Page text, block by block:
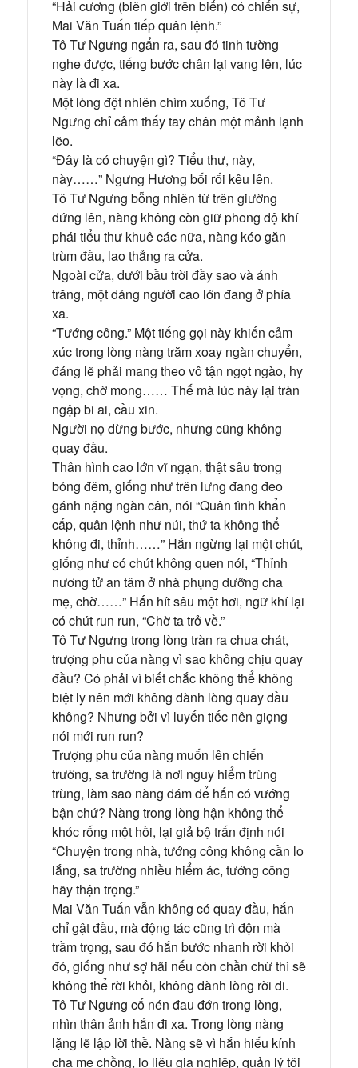
“Hải cương (biên giới trên biển) có chiến sự,
Mai Văn Tuấn tiếp quân lệnh.”
Tô Tư Ngưng ngẩn ra, sau đó tinh tường
nghe được, tiếng bước chân lại vang lên, lúc
này là đi xa.
Một lòng đột nhiên chìm xuống, Tô Tư
Ngưng chỉ cảm thấy tay chân một mảnh lạnh
lẽo.
“Đây là có chuyện gì? Tiểu thư, này,
này……” Ngưng Hương bối rối kêu lên.
Tô Tư Ngưng bỗng nhiên từ trên giường
đứng lên, nàng không còn giữ phong độ khí
phái tiểu thư khuê các nữa, nàng kéo găn
trùm đầu, lao thẳng ra cửa.
Ngoài cửa, dưới bầu trời đầy sao và ánh
trăng, một dáng người cao lớn đang ở phía
xa.
“Tướng công.” Một tiếng gọi này khiến cảm
xúc trong lòng nàng trăm xoay ngàn chuyển,
đáng lẽ phải mang theo vô tận ngọt ngào, hy
vọng, chờ mong…… Thế mà lúc này lại tràn
ngập bi ai, cầu xin.
Người nọ dừng bước, nhưng cũng không
quay đầu.
Thân hình cao lớn vĩ ngạn, thật sâu trong
bóng đêm, giống như trên lưng đang đeo
gánh nặng ngàn cân, nói “Quân tình khẩn
cấp, quân lệnh như núi, thứ ta không thể
không đi, thỉnh……” Hắn ngừng lại một chút,
giống như có chút không quen nói, “Thỉnh
nương tử an tâm ở nhà phụng dưỡng cha
mẹ, chờ……” Hắn hít sâu một hơi, ngữ khí lại
có chút run run, “Chờ ta trở về.”
Tô Tư Ngưng trong lòng tràn ra chua chát,
trượng phu của nàng vì sao không chịu quay
đầu? Có phải vì biết chắc không thể không
biệt ly nên mới không đành lòng quay đầu
không? Nhưng bởi vì luyến tiếc nên giọng
nói mới run run?
Trượng phu của nàng muốn lên chiến
trường, sa trường là nơi nguy hiểm trùng
trùng, làm sao nàng dám để hắn có vướng
bận chứ? Nàng trong lòng hận không thể
khóc rống một hồi, lại giả bộ trấn định nói
“Chuyện trong nhà, tướng công không cần lo
lắng, sa trường nhiều hiểm ác, tướng công
hãy thận trọng.”
Mai Văn Tuấn vẫn không có quay đầu, hắn
chỉ gật đầu, mà động tác cũng trì độn mà
trầm trọng, sau đó hắn bước nhanh rời khỏi
đó, giống như sợ hãi nếu còn chần chừ thì sẽ
không thể rời khỏi, không đành lòng rời đi.
Tô Tư Ngưng cố nén đau đớn trong lòng,
nhìn thân ảnh hắn đi xa. Trong lòng nàng
lặng lẽ lập lời thề. Nàng sẽ vì hắn hiếu kính
cha mẹ chồng, lo liệu gia nghiệp, quản lý tôi